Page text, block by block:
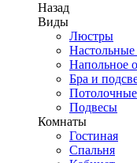
Назад
Виды
Люстры
Напольное
Бра и
Подвесы
Комнаты
Гостиная
Спальня